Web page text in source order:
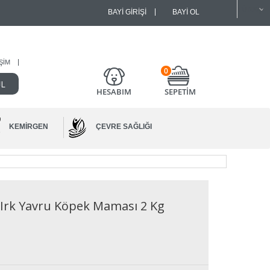
BAYI GIRIŞI BAYI OL
0
SEPETİM
HESABIM
KEMIRGEN ÇEVRE SAĞLIĞI
Yavru Köpek Maması 2 Kg